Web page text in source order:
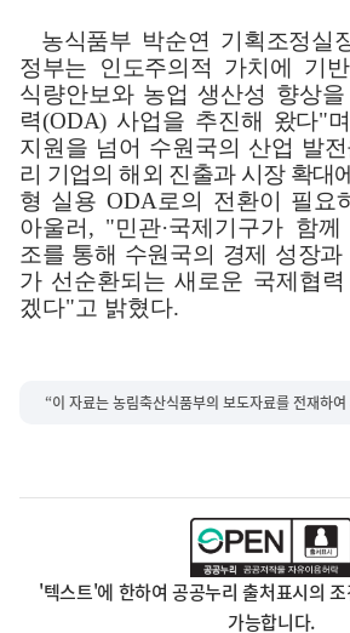
농식품부 박순연 기획조정실
정부는 인도주의적 가치에 기
식량안보와 농업 생산성 향상
력(ODA) 사업을 추진해 왔다"며
지원을 넘어 수원국의 산업 발
리 기업의 해외 진출과 시장 확대
형 실용 ODA 로의 전환이 필요
아울러, "민관·국제기구가 함께
조를 통해 수원국의 경제 성장
가 선순환되는 새로운 국제협
겠다"고 밝혔다.
“이 자료는 농림축산식품부의 보도자료를 전재하
'텍스트'에 한하여 공공누리 출처표시의
가능합니다.